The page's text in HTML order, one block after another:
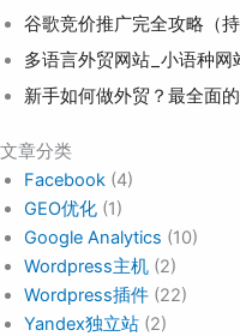
谷歌竞价推广完全攻略（
多语言外贸网站_小语种网
新手如何做外贸？最全面
文章分类
Facebook (4)
GEO优化 (1)
Google Analytics (10)
Wordpress主机 (2)
Wordpress插件 (22)
Yandex独立站 (2)